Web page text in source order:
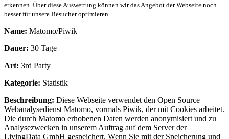
erkennen. Über diese Auswertung können wir das Angebot der Webseite noch
besser für unsere Besucher optimieren.
Name: Matomo/Piwik
Dauer: 30 Tage
Art: 3rd Party
Kategorie: Statistik
Beschreibung: Diese Webseite verwendet den Open Source
Webanalysedienst Matomo, vormals Piwik, der mit Cookies arbeitet.
Die durch Matomo erhobenen Daten werden anonymisiert und zu
Analysezwecken in unserem Auftrag auf dem Server der
LivingData GmbH gespeichert. Wenn Sie mit der Speicherung und